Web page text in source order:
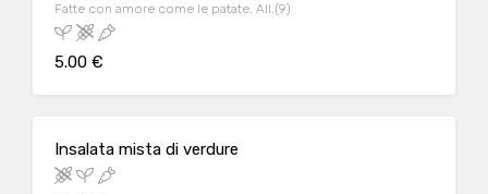
Fatte con amore come le patate. All.(9)
5.00 €
Insalata mista di verdure